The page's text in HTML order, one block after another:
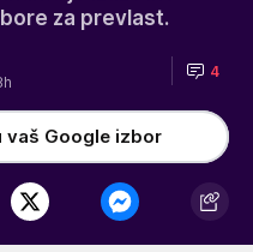
za prevlast.
4
vaš Google izbor